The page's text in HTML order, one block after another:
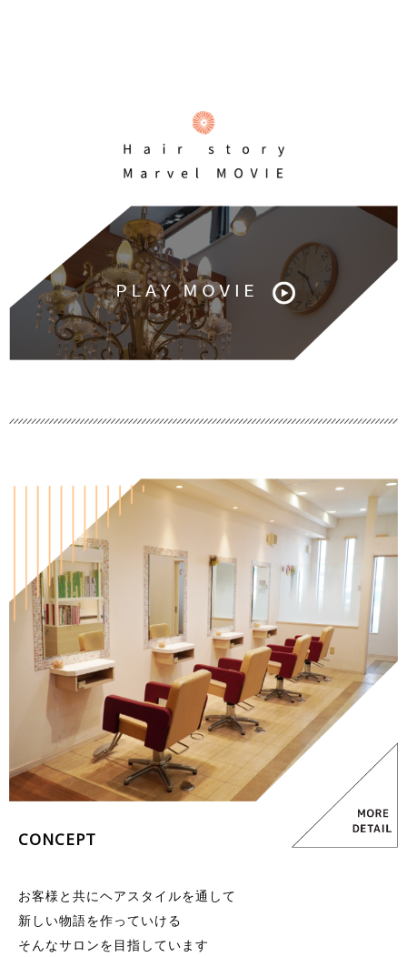
CONCEPT
お客様と共にヘアスタイルを通して
新しい物語を作っていける
そんなサロンを目指しています